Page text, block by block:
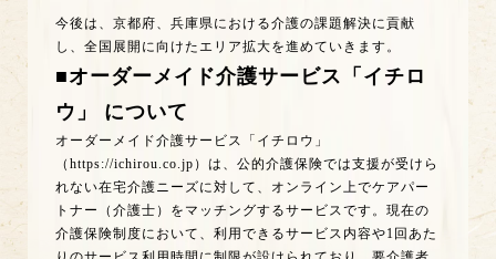
今後は、京都府、兵庫県における介護の課題解決に貢献
し、全国展開に向けたエリア拡大を進めていきます。
■オーダーメイド介護サービス「イチロ
ウ」 について
オーダーメイド介護サービス「イチロウ」
（ https://ichirou.co.jp ）は、公的介護保険では支援が受けら
れない在宅介護ニーズに対して、オンライン上でケアパー
トナー（介護士）をマッチングするサービスです。現在の
介護保険制度において、利用できるサービス内容や1回あた